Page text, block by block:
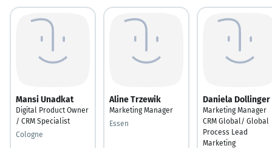
Mansi Unadkat
Digital Product Owner
/ CRM Specialist
Cologne
Aline Trzewik
Marketing Manager
Essen
Daniela Dollinger
Marketing Manager
CRM Global/ Global
Process Lead
Marketing